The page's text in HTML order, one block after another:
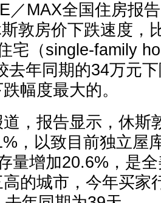
／MAX全国住房报
敦房价下跌速度，
宅（single-family
去年同期的34万元
幅度最大的。
，报告显示，休斯
，以致目前独立屋
量增加20.6%，是
的城市，今年买家